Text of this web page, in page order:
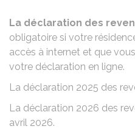
La déclaration des
obligatoire si votre
accès à internet et que
votre déclaration en ligne.
La déclaration 2025 des
La déclaration 2026 des
avril 2026.